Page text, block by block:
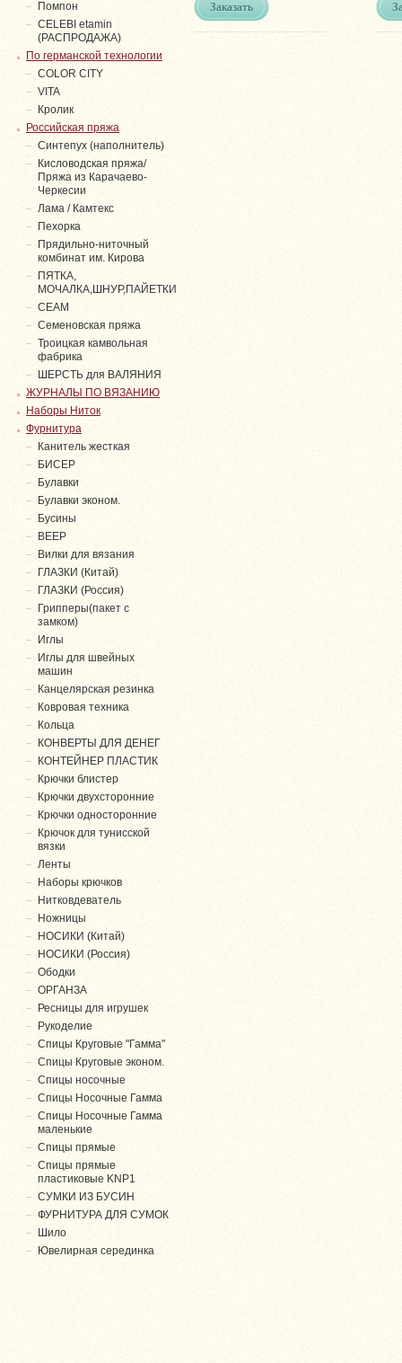
Заказать
Помпон
СELEBI etamin
(РАСПРОДАЖА)
По германской технологии
COLOR CITY
VITA
Кролик
Российская пряжа
Синтепух (наполнитель)
Кисловодская пряжа/
Пряжа из Карачаево-
Черкесии
Лама / Камтекс
Пехорка
Прядильно-ниточный
комбинат им. Кирова
ПЯТКА,
МОЧАЛКА,ШНУР,ПАЙЕТКИ
СЕАМ
Семеновская пряжа
Троицкая камвольная
фабрика
ШЕРСТЬ для ВАЛЯНИЯ
ЖУРНАЛЫ ПО ВЯЗАНИЮ
Наборы Ниток
Фурнитура
Канитель жесткая
БИСЕР
Булавки
Булавки эконом.
Бусины
ВЕЕР
Вилки для вязания
ГЛАЗКИ (Китай)
ГЛАЗКИ (Россия)
Грипперы(пакет с
замком)
Иглы
Иглы для швейных
машин
Канцелярская резинка
Ковровая техника
Кольца
КОНВЕРТЫ ДЛЯ ДЕНЕГ
КОНТЕЙНЕР ПЛАСТИК
Крючки блистер
Крючки двухсторонние
Крючки односторонние
Крючок для тунисской
вязки
Ленты
Наборы крючков
Нитковдеватель
Ножницы
НОСИКИ (Китай)
НОСИКИ (Россия)
Ободки
ОРГАНЗА
Ресницы для игрушек
Рукоделие
Спицы Круговые "Гамма"
Спицы Круговые эконом.
Спицы носочные
Спицы Носочные Гамма
Спицы Носочные Гамма
маленькие
Спицы прямые
Спицы прямые
пластиковые KNP1
СУМКИ ИЗ БУСИН
ФУРНИТУРА ДЛЯ СУМОК
Шило
Ювелирная серединка